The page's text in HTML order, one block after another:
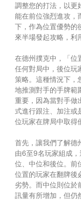
調整您的打法，以更
能在前位強烈進攻，
下，作為位置優勢的
來半場發起攻略，利
在德州撲克中，「位
任何對局中，後位玩
策略。這種情況下，
地推測對手的手牌範
重要，因為當對手做
式進行跟注、加注或
位玩家在牌局中取得
首先，讓我們了解德
由6至9名玩家組成
位、中位和後位。前
位置的玩家在翻牌後
劣勢。而中位則位於
訊量有所增加，但仍